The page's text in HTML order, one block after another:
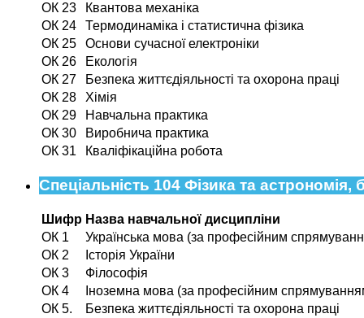
ОК 23
Квантова механіка
ОК 24
Термодинаміка і статистична фізика
ОК 25
Основи сучасної електроніки
ОК 26
Екологія
ОК 27
Безпека життєдіяльності та охорона праці
ОК 28
Хімія
ОК 29
Навчальна практика
ОК 30
Виробнича практика
ОК 31
Кваліфікаційна робота
Спеціальність 104 Фізика та
Шифр Назва навчальної дисципліни
ОК 1
Українська мова (за професійним
ОК 2
Історія України
ОК 3
Філософія
ОК 4
Іноземна мова (за професійним
ОК 5.
Безпека життєдіяльності та охорона праці